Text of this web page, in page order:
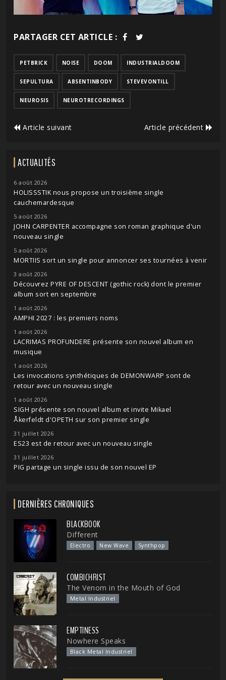
PARTAGER CET ARTICLE :
PETBRICK NOISE DOOM INDUSTRIALDOOM
SEPULTURA ABSENTINBODY STEVEVONTILL
NEUROSIS NEUROTRECORDINGS
Article suivant Article précédent
ACTUALITÉS
6 août 2026
HOLISSSTIK nous propose un troisième single
cauchemardesque
5 août 2026
JOHN CARPENTER accompagne son roman graphique d'un
nouveau single
5 août 2026
MORTIIS sort un single pour annoncer ses tournées à venir
3 août 2026
Découvrez PYRE OF DESCENT (gothic rock) dont le premier
album sort en septembre
1 août 2026
AMPHI 2027 : les premiers noms
1 août 2026
LACRIMAS PROFUNDERE présente son nouvel album en
musique
1 août 2026
Les invocations synthétiques de DEMONWARP sont de
retour avec un nouveau single
1 août 2026
SIGH présente son nouvel album et invite Mikael
Åkerfeldt d'OPETH sur son premier single
31 juillet 2026
ES23 est de retour avec un nouveau single
31 juillet 2026
PIG partage un single issu de son nouvel EP
DERNIÈRES CHRONIQUES
BLACKBOOK
Different
Electro New Wave Synthpop
COMBICHRIST
The Venom in the Mouth of God
Metal Industriel
EMPTINESS
Nowhere Speaks
Black Metal Industriel